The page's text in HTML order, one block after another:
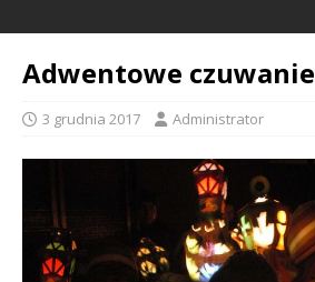
Adwentowe czuwanie
3 grudnia 2017 Administrator